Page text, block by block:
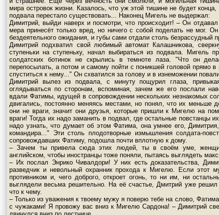
мира островок жизни. Казалось, что уж этой тишине не будет
подвала перестало существовать... Наконец Мигель не выдержал:
Димитрий, выйди наверх и посмотри, что происходит! – Он
мера принесёт только вред, но ничего с собой поделать не мог.
бездеятельного ожидания, и губы сами отдали столь безрассудный
Димитрий подхватил свой любимый автомат Калашникова,
ступеньки на ступеньку, начал выбираться из подвала. Мигель
солдатских ботинок не скрылись в темноте лаза. "Что он
перепосылать, а потом и самому пойти с поникшей головой прямо
спуститься к нему..." Он схватился за голову и в изнеможении
Димитрий вылез из подвала, с минуту пощурил глаза,
оглядываться по сторонам, вспоминая, зачем же его послали
вдали Фатимы, идущей в сопровождении нескольких незнакомых
двигались, постоянно меняясь местами, но понял, что их меньше
они не враги, значит они друзья, которые пришли к Мигелю на
враги! Тогда их надо заманить в подвал, где остальные повстанцы
надо узнать, что думает об этом Фатима, она умнее его,
командира..." Эти столь плодотворные измышления солдата-
сопровождавших Фатиму, подошла почти вплотную к дому.
– Зачем ты привела сюда этих людей, ты в своём уме,
английском, чтобы иностранцы тоже поняли, пытаясь выглядеть
– Их послал Энрико Чивалдори! У них есть доказательства,
разведчик и невольный охранник прохода к Мигелю. Если этот
противником и, чего доброго, откроет огонь, то ни им, ни
выглядели весьма решительно. На её счастье, Дмитрий уже
что к чему.
– Только из уважения к твоему мужу я поверю тебе на слово,
с чужаками! Я провожу вас вниз к Мигелю Сардона! – Димитрий